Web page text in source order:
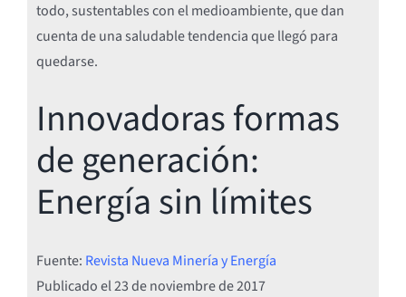
todo, sustentables con el medioambiente, que dan
cuenta de una saludable tendencia que llegó para
quedarse.
Innovadoras formas
de generación:
Energía sin límites
Fuente: Revista Nueva Minería y Energía
Publicado el23 de noviembre de 2017